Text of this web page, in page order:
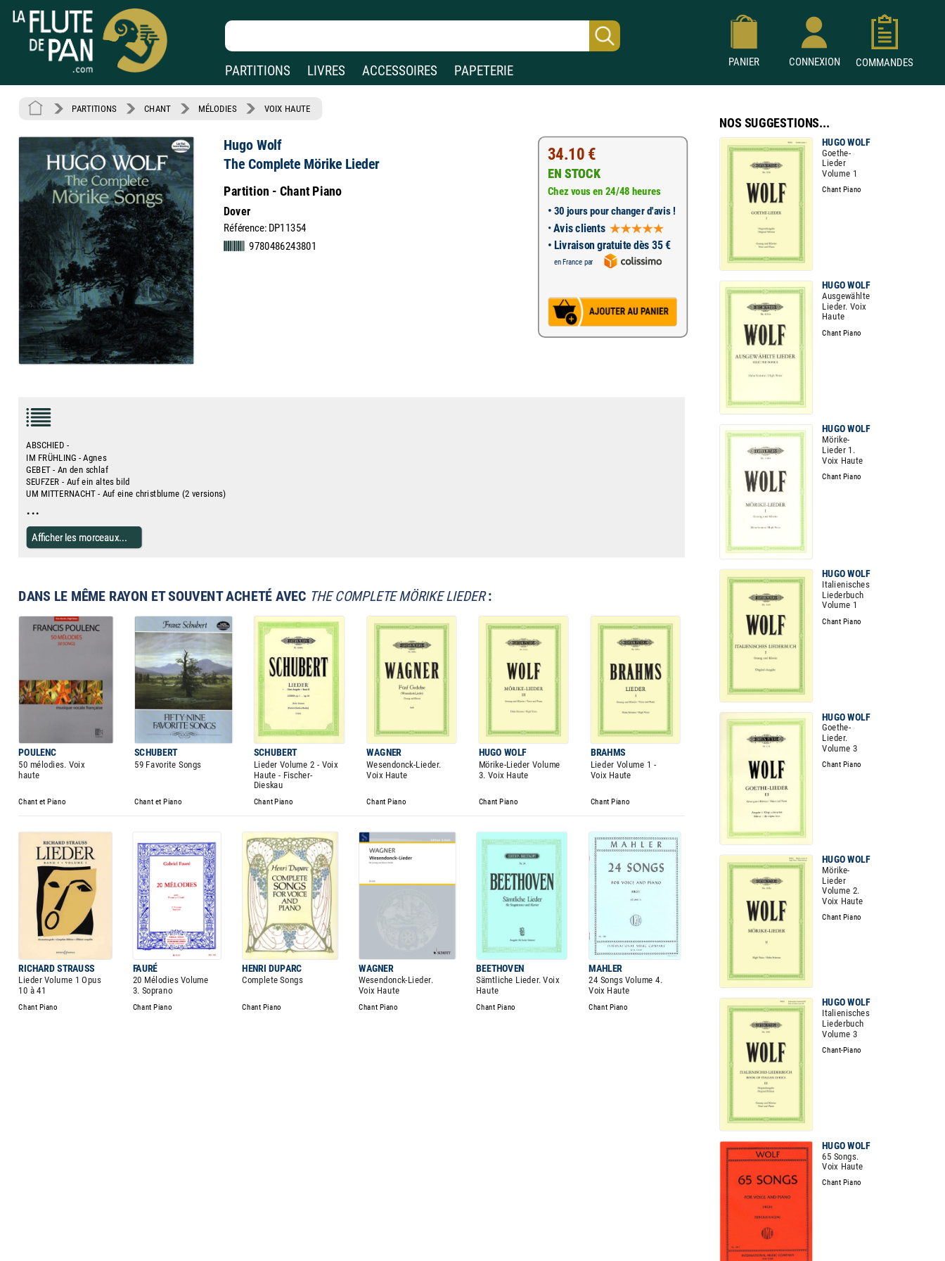
PARTITIONS LIVRES ACCESSOIRES PAPETERIE
PANIER CONNEXION COMMANDES
PARTITIONS CHANT MÉLODIES VOIX HAUTE
Hugo Wolf
The Complete Mörike Lieder
Partition - Chant Piano
Dover
Référence: DP11354
9780486243801
34.10 €
EN STOCK
Chez vous en 24/48 heures
• 30 jours pour changer d'avis !
•Avis clients
• Livraison gratuite dès 35 €
en France par
ABSCHIED -
IM FRÜHLING - Agnes
GEBET - An den schlaf
SEUFZER - Auf ein altes bild
UM MITTERNACHT - Auf eine christblume (2 versions)
...
Afficher les morceaux...
DANS LE MÊME RAYON ET SOUVENT ACHETÉ AVEC THE COMPLETE MÖRIKE LIEDER:
POULENC SCHUBERT SCHUBERT WAGNER HUGO WOLF BRAHMS
50 mélodies. Voix
haute
59 Favorite Songs Lieder Volume 2 - Voix
Haute - Fischer-
Dieskau
Wesendonck-Lieder.
Voix Haute
Mörike-Lieder Volume
3. Voix Haute
Lieder Volume 1 -
Voix Haute
Chant et Piano Chant et Piano Chant Piano Chant Piano Chant Piano Chant Piano
RICHARD STRAUSS FAURÉ HENRI DUPARC WAGNER BEETHOVEN MAHLER
Lieder Volume 1 Opus
10 à 41
20 Mélodies Volume
3. Soprano
Complete Songs
Wesendonck-Lieder.
Voix Haute
Sämtliche Lieder. Voix
Haute
24 Songs Volume 4.
Voix Haute
Chant Piano Chant Piano Chant Piano Chant Piano Chant Piano Chant Piano
NOS SUGGESTIONS...
HUGO WOLF
Goethe-
Lieder
Volume 1
Chant Piano
HUGO WOLF
Ausgewählte
Lieder. Voix
Haute
Chant Piano
HUGO WOLF
Mörike-
Lieder 1.
Voix Haute
Chant Piano
HUGO WOLF
Italienisches
Liederbuch
Volume 1
Chant Piano
HUGO WOLF
Goethe-
Lieder.
Volume 3
Chant Piano
HUGO WOLF
Mörike-
Lieder
Volume 2.
Voix Haute
Chant Piano
HUGO WOLF
Italienisches
Liederbuch
Volume 3
Chant-Piano
HUGO WOLF
65 Songs.
Voix Haute
Chant Piano